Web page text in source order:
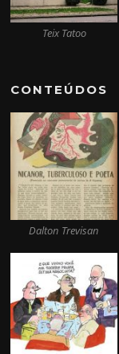
Teix Tatoo
CONTEÚDOS
Dalton Trevisan